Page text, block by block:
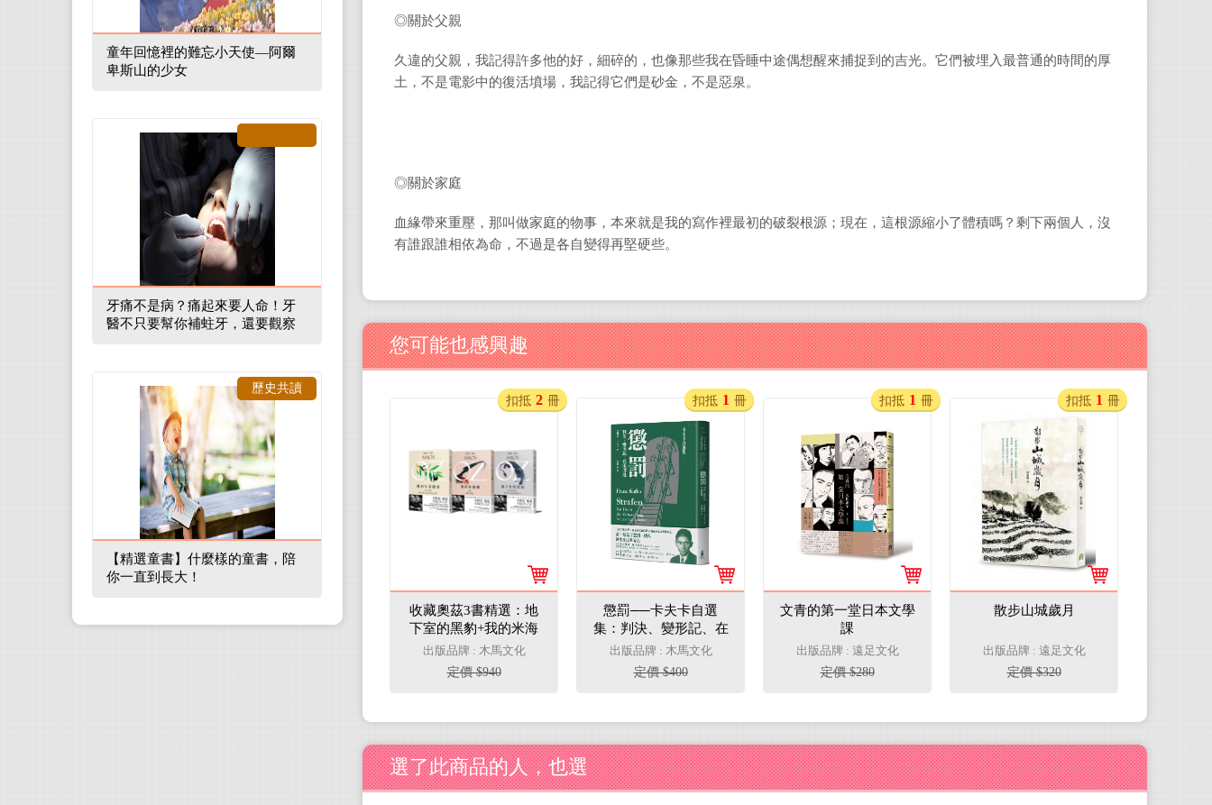
◎關於父親
久違的父親，我記得許多他的好，細碎的，也像那些我在昏睡中途偶想醒來捕捉到的吉光。它們被埋入最普通的時間的厚
土，不是電影中的復活墳場，我記得它們是砂金，不是惡泉。
◎關於家庭
血緣帶來重壓，那叫做家庭的物事，本來就是我的寫作裡最初的破裂根源；現在，這根源縮小了體積嗎？剩下兩個人，沒
有誰跟誰相依為命，不過是各自變得再堅硬些。
您可能也感興趣
收藏奧茲3書精選：地
下室的黑豹+我的米海
爾+鄉村生活圖景
出版品牌 : 木馬文化
定價 $940
扣抵 2 冊
懲罰──卡夫卡自選
集：判決、變形記、在
流刑地
出版品牌 : 木馬文化
定價 $400
扣抵 1 冊
文青的第一堂日本文學
課
出版品牌 : 遠足文化
定價 $280
扣抵 1 冊
散步山城歲月
出版品牌 : 遠足文化
定價 $320
扣抵 1 冊
選了此商品的人，也選
童年回憶裡的難忘小天使—阿爾
卑斯山的少女
牙痛不是病？痛起來要人命！牙
醫不只要幫你補蛀牙，還要觀察
【精選童書】什麼樣的童書，陪
你一直到長大！
歷史共讀